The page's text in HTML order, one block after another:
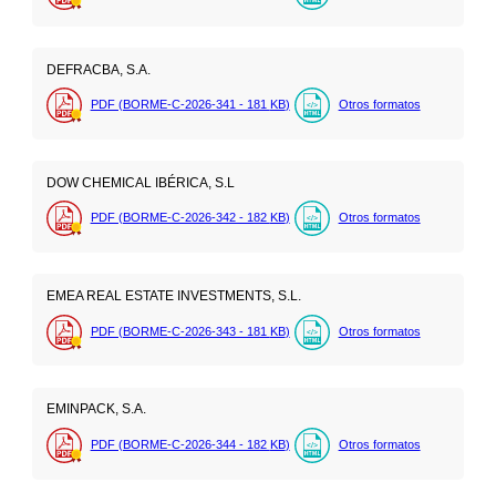
DEFRACBA, S.A.
PDF (BORME-C-2026-341 - 181 KB) Otros formatos
DOW CHEMICAL IBÉRICA, S.L
PDF (BORME-C-2026-342 - 182 KB) Otros formatos
EMEA REAL ESTATE INVESTMENTS, S.L.
PDF (BORME-C-2026-343 - 181 KB) Otros formatos
EMINPACK, S.A.
PDF (BORME-C-2026-344 - 182 KB) Otros formatos